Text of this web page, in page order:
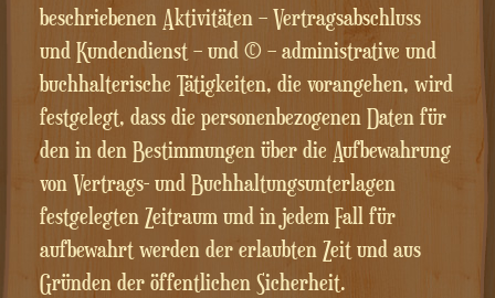
beschriebenen Aktivitäten – Vertragsabschluss
und Kundendienst – und (c) – administrative und
buchhalterische Tätigkeiten, die vorangehen, wird
festgelegt, dass die personenbezogenen Daten für
den in den Bestimmungen über die Aufbewahrung
von Vertrags- und Buchhaltungsunterlagen
festgelegten Zeitraum und in jedem Fall für
aufbewahrt werden der erlaubten Zeit und aus
Gründen der öffentlichen Sicherheit.